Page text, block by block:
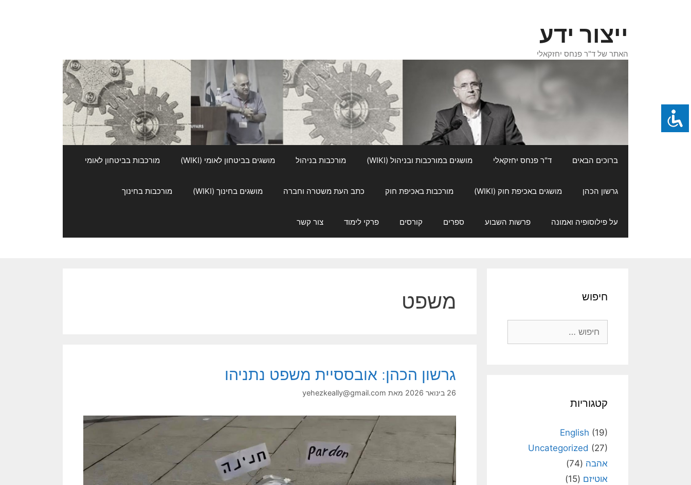
ייצור ידע
האתר של ד"ר פנחס יחזקאלי
ברוכים הבאים ד"ר פנחס יחזקאלי מושגים במורכבות ובניהול (WIKI) מורכבות בניהול מושגים בביטחון לאומי (WIKI) מורכבות בביטחון לאומי
גרשון הכהן מושגים באכיפת חוק (WIKI) מורכבות באכיפת חוק כתב העת משטרה וחברה מושגים בחינוך (WIKI) מורכבות בחינוך
על פילוסופיה ואמונה פרשות השבוע ספרים קורסים פרקי לימוד צור קשר
משפט
גרשון הכהן: אובססיית משפט נתניהו
26 בינואר 2026 מאת yehezkeally@gmail.com
חיפוש
קטגוריות
English (19)
Uncategorized (27)
אהבה (74)
אוטיזם (15)